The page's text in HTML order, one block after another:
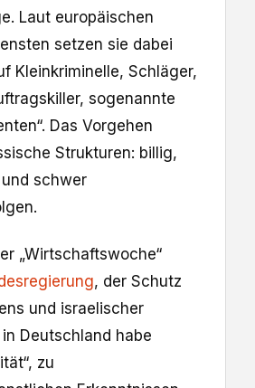
Laut europäischen
setzen sie dabei
Kleinkriminelle, Schläger,
sogenannte
Das Vorgehen
Strukturen: billig,
schwer
„Wirtschaftswoche“
, der Schutz
und israelischer
Deutschland habe
zu